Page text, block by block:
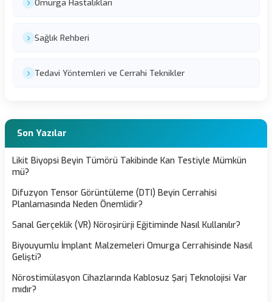
Omurga Hastalıkları
Sağlık Rehberi
Tedavi Yöntemleri ve Cerrahi Teknikler
Son Yazılar
Likit Biyopsi Beyin Tümörü Takibinde Kan Testiyle Mümkün
mü?
Difuzyon Tensor Görüntüleme (DTI) Beyin Cerrahisi
Planlamasında Neden Önemlidir?
Sanal Gerçeklik (VR) Nöroşirürji Eğitiminde Nasıl Kullanılır?
Biyouyumlu İmplant Malzemeleri Omurga Cerrahisinde Nasıl
Gelişti?
Nörostimülasyon Cihazlarında Kablosuz Şarj Teknolojisi Var
mıdır?